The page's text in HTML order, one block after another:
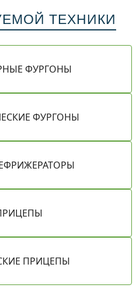
ТЕХНИКИ
ФУРГОНЫ
ФУРГОНЫ
ПРИЦЕПЫ